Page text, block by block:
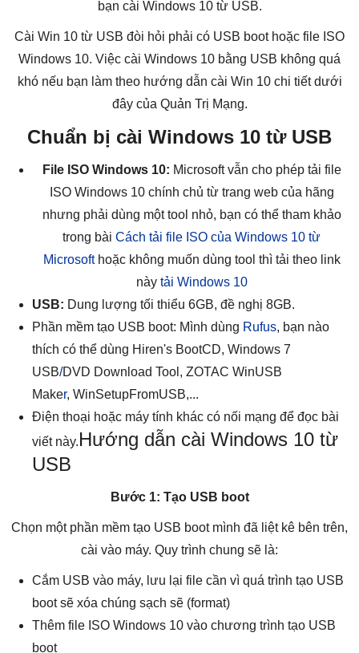
bạn cài Windows 10 từ USB.
Cài Win 10 từ USB đòi hỏi phải có USB boot hoặc file ISO
Windows 10. Việc cài Windows 10 bằng USB không quá
khó nếu bạn làm theo hướng dẫn cài Win 10 chi tiết dưới
đây của Quản Trị Mạng.
Chuẩn bị cài Windows 10 từ USB
File ISO Windows 10: Microsoft vẫn cho phép tải file
ISO Windows 10 chính chủ từ trang web của hãng
nhưng phải dùng một tool nhỏ, bạn có thể tham khảo
trong bài Cách tải file ISO của Windows 10 từ
Microsoft hoặc không muốn dùng tool thì tải theo link
này tải Windows 10
USB: Dung lượng tối thiểu 6GB, đề nghị 8GB.
Phần mềm tạo USB boot: Mình dùng Rufus, bạn nào
thích có thể dùng Hiren's BootCD, Windows 7
USB/DVD Download Tool, ZOTAC WinUSB
Maker, WinSetupFromUSB,...
Điện thoại hoặc máy tính khác có nối mạng để đọc bài
viết này.Hướng dẫn cài Windows 10 từ
USB
Bước 1: Tạo USB boot
Chọn một phần mềm tạo USB boot mình đã liệt kê bên trên,
cài vào máy. Quy trình chung sẽ là:
Cắm USB vào máy, lưu lại file cần vì quá trình tạo USB
boot sẽ xóa chúng sạch sẽ (format)
Thêm file ISO Windows 10 vào chương trình tạo USB
boot